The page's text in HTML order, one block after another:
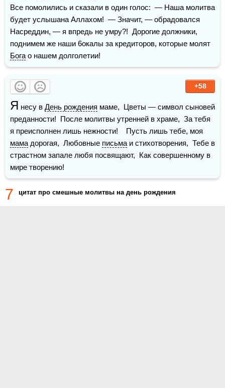
Все помолились и сказали в один голос:  — Наша молитва
будет услышана Аллахом!  — Значит, — обрадовался
Насреддин, — я впредь не умру?!  Дорогие должники,
Бога о нашем долголетии!
+58
Я несу в День рождения маме,  Цветы — символ сыновей
преданности!  После молитвы утренней в храме,  За тебя
мама дорогая,  Любовные письма и стихотворения,  Тебе в
страстном запале любя посвящают,  Как совершенному в
мире творению!
7 цитат про смешные молитвы на день рождения